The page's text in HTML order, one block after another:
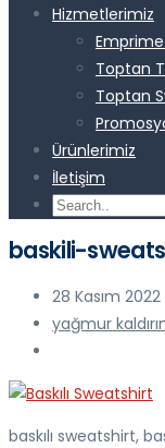
Hizmetlerimiz
Emprime
Toptan
Toptan
Ürünlerimiz
İletişim
baskili-
28 Kasım 2022
yağmur
baskılı sweatshirt,